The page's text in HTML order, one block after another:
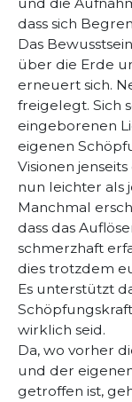
dass sich
Das
über die Erde
erneuert sich.
freigelegt. Sich
eingeborenen
eigenen
Visionen
nun leichter als
Manchmal
dass das
schmerzhaft
dies trotzdem
Es unterstützt
wirklich seid.
Da, wo vorher
und der
getroffen ist,